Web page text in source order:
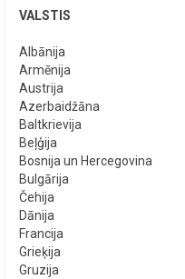
VALSTIS
Albānija
Armēnija
Austrija
Azerbaidžāna
Baltkrievija
Beļģija
Bosnija un Hercegovina
Bulgārija
Čehija
Dānija
Francija
Grieķija
Gruzija